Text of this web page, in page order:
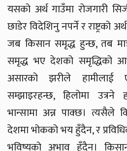
यसको अर्थ गाउँमा रोजगारी
छाडेर विदेशिनु नपर्ने र राष्ट्रको
जब किसान समृद्ध हुन्छ, तब
समृद्ध भए देशको समृद्धिको
असारको झरीले हामीलाई
सम्झाइरहन्छ, हिलोमा उत्रने
भान्सामा अन्न पाक्छ। त्यसैले
देशमा भोकको भय हुँदैन, र
भविष्यको अभाव हुँदैन।